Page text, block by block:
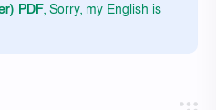
PDF, Sorry, my English is